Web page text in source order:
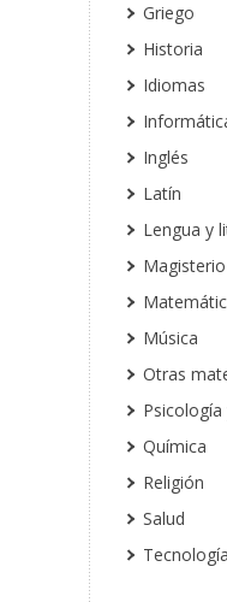
Griego
Historia
Idiomas
Inglés
Latín
Lengua y
Magisterio
Música
Otras
Química
Religión
Salud
Tecnología